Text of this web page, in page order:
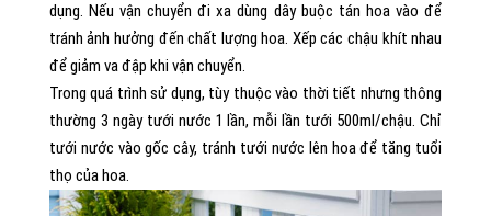
dụng. Nếu vận chuyển đi xa dùng dây buộc tán hoa vào để
tránh ảnh hưởng đến chất lượng hoa. Xếp các chậu khít nhau
để giảm va đập khi vận chuyển.
Trong quá trình sử dụng, tùy thuộc vào thời tiết nhưng thông
thường 3 ngày tưới nước 1 lần, mỗi lần tưới 500ml/chậu. Chỉ
tưới nước vào gốc cây, tránh tưới nước lên hoa để tăng tuổi
thọ của hoa.